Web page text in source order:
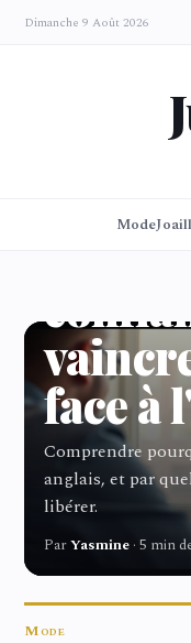
Dimanche 9 Août 2026
Mode
face à
Comprendre
anglais, et par
libérer.
ParYasmine · 5 min
Mode